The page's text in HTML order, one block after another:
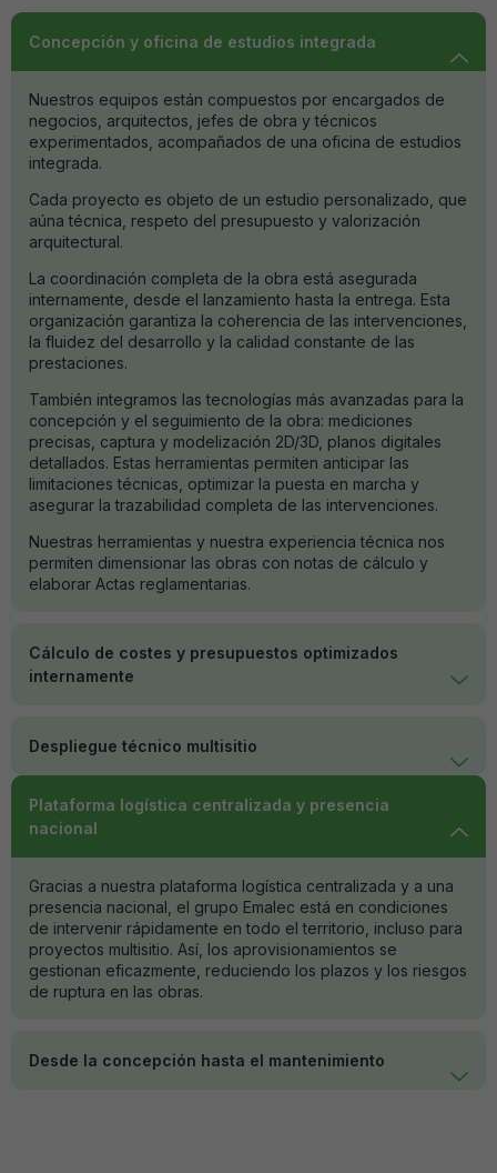
Concepción y oficina de estudios integrada
Nuestros equipos están compuestos por encargados de
negocios, arquitectos, jefes de obra y técnicos
experimentados, acompañados de una oficina de estudios
integrada.
Cada proyecto es objeto de un estudio personalizado, que
aúna técnica, respeto del presupuesto y valorización
arquitectural.
La coordinación completa de la obra está asegurada
internamente, desde el lanzamiento hasta la entrega. Esta
organización garantiza la coherencia de las intervenciones,
la fluidez del desarrollo y la calidad constante de las
prestaciones.
También integramos las tecnologías más avanzadas para la
concepción y el seguimiento de la obra: mediciones
precisas, captura y modelización 2D/3D, planos digitales
detallados. Estas herramientas permiten anticipar las
limitaciones técnicas, optimizar la puesta en marcha y
asegurar la trazabilidad completa de las intervenciones.
Nuestras herramientas y nuestra experiencia técnica nos
permiten dimensionar las obras con notas de cálculo y
elaborar Actas reglamentarias.
Cálculo de costes y presupuestos optimizados
internamente
Despliegue técnico multisitio
Plataforma logística centralizada y presencia
nacional
Gracias a nuestra plataforma logística centralizada y a una
presencia nacional, el grupo Emalec está en condiciones
de intervenir rápidamente en todo el territorio, incluso para
proyectos multisitio. Así, los aprovisionamientos se
gestionan eficazmente, reduciendo los plazos y los riesgos
de ruptura en las obras.
Desde la concepción hasta el mantenimiento